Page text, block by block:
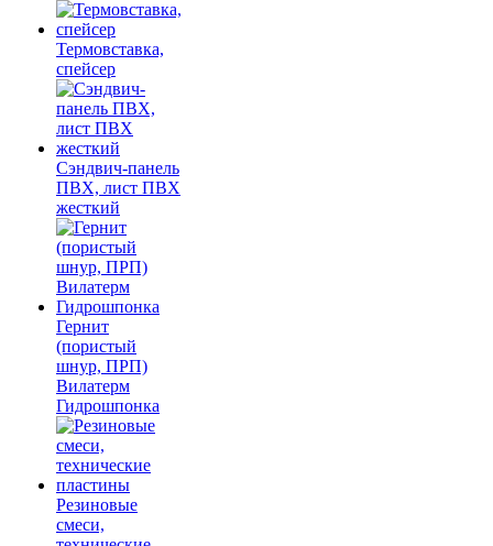
Термовставка,
спейсер
Сэндвич-панель
ПВХ, лист ПВХ
жесткий
Гернит
(пористый
шнур, ПРП)
Вилатерм
Гидрошпонка
Резиновые
смеси,